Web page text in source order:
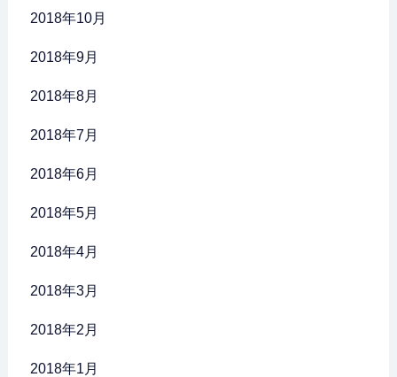
2018年10月
2018年9月
2018年8月
2018年7月
2018年6月
2018年5月
2018年4月
2018年3月
2018年2月
2018年1月